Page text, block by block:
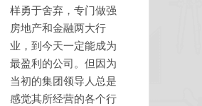
样勇于舍弃，专门做强
房地产和金融两大行
业，到今天一定能成为
最盈利的公司。但因为
当初的集团领导人总是
感觉其所经营的各个行